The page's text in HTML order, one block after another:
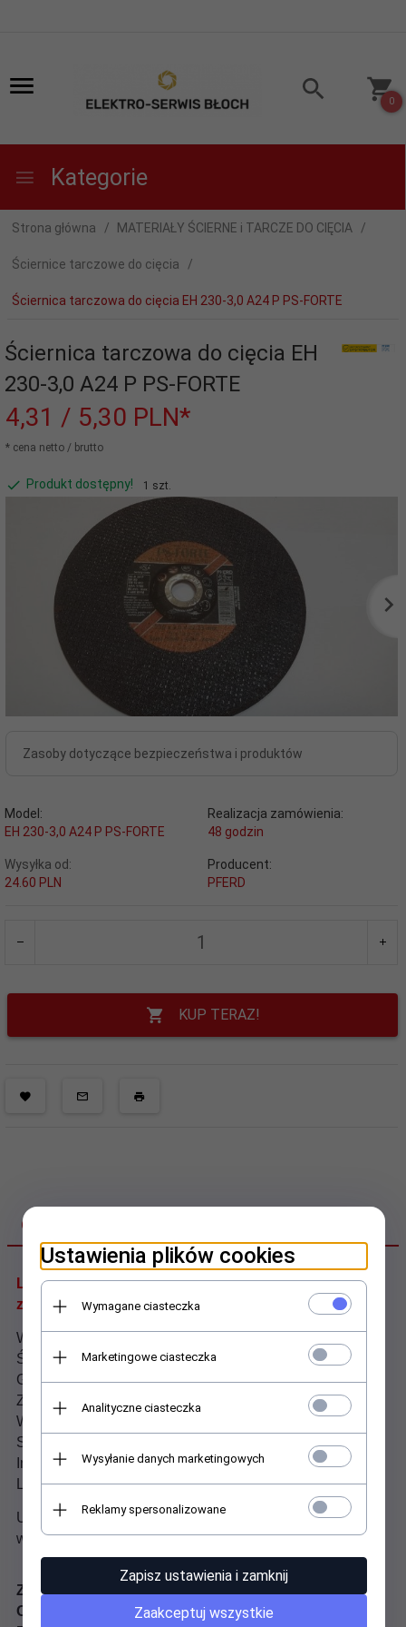
0
Kategorie
Strona główna MATERIAŁY ŚCIERNE i TARCZE DO CIĘCIA
Ściernice tarczowe do cięcia
Ściernica tarczowa do cięcia EH 230-3,0 A24 P PS-FORTE
Ściernica tarczowa do cięcia EH
230-3,0 A24 P PS-FORTE
4,31 / 5,30 PLN*
* cena netto / brutto
Produkt dostępny! 1 szt.
Zasoby dotyczące bezpieczeństwa i produktów
Model:
EH 230-3,0 A24 P PS-FORTE
Realizacja zamówienia:
48 godzin
Wysyłka od:
24.60 PLN
Producent:
PFERD
KUP TERAZ!
OPIS PRODUKTU
Linia uniwersalna PS-FORTE (PSF) uniwersalne
zastosowanie w przemyśle i rzemiośle
Wykonanie odgięte: EH
Średnica zewnętrzna: 230 mm
Grubość ściernicy: 3,0 mm
Ziarno ścierne: Korund A
Wielkość ziarna: 24
Stopień twardości: P (średnio twarde:stal,stal nierdzewna
Inox,kamień)
Linia produktów: PS-FORTE
Uniwersalne narzędzie,twardość P, o wysokich
właściwościach cięcia i dużej żywotności
Ziarno ścierne:
Obrabiane materiały:stal
Ustawienia plików cookies
Wymagane ciasteczka
Marketingowe ciasteczka
Analityczne ciasteczka
Wysyłanie danych marketingowych
Reklamy spersonalizowane
Zapisz ustawienia i zamknij
Zaakceptuj wszystkie